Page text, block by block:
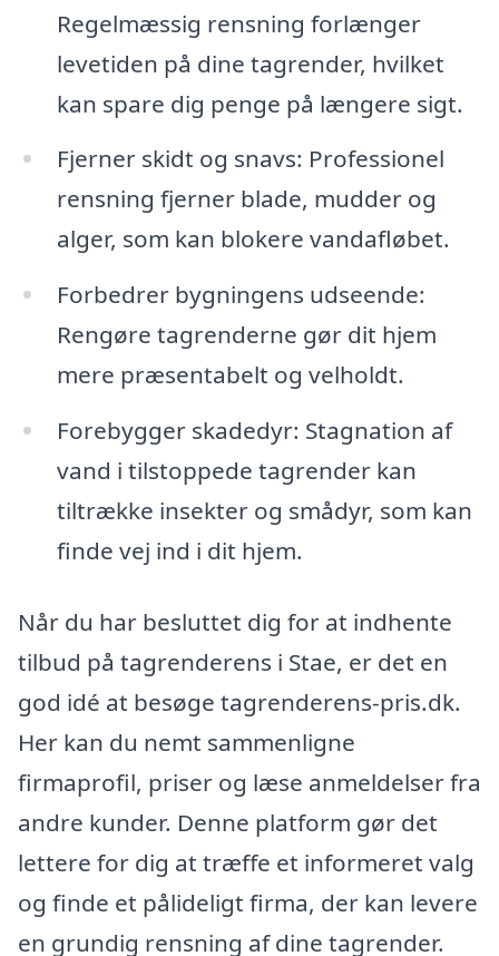
Regelmæssig rensning forlænger
levetiden på dine tagrender, hvilket
kan spare dig penge på længere sigt.
Fjerner skidt og snavs: Professionel
rensning fjerner blade, mudder og
alger, som kan blokere vandafløbet.
Forbedrer bygningens udseende:
Rengøre tagrenderne gør dit hjem
mere præsentabelt og velholdt.
Forebygger skadedyr: Stagnation af
vand i tilstoppede tagrender kan
tiltrække insekter og smådyr, som kan
finde vej ind i dit hjem.
Når du har besluttet dig for at indhente
tilbud på tagrenderens i Stae, er det en
god idé at besøge tagrenderens-pris.dk.
Her kan du nemt sammenligne
firmaprofil, priser og læse anmeldelser fra
andre kunder. Denne platform gør det
lettere for dig at træffe et informeret valg
og finde et pålideligt firma, der kan levere
en grundig rensning af dine tagrender.